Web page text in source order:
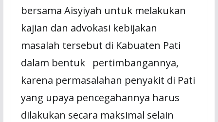
bersama Aisyiyah untuk melakukan
kajian dan advokasi kebijakan
masalah tersebut di Kabuaten Pati
dalam bentuk
pertimbangannya,
karena permasalahan penyakit di Pati
yang upaya pencegahannya harus
dilakukan secara maksimal selain